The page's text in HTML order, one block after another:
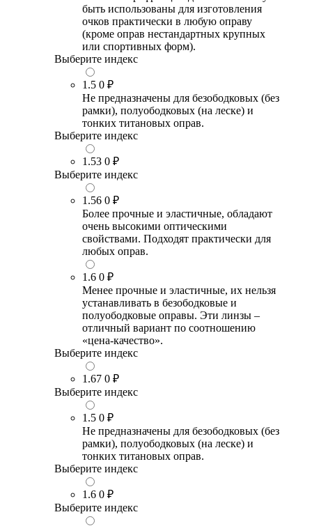
быть использованы для изготовления
очков практически в любую оправу
(кроме оправ нестандартных крупных
или спортивных форм).
Выберите индекс
1.5 0 ₽
Не предназначены для безободковых (без
рамки), полуободковых (на леске) и
тонких титановых оправ.
Выберите индекс
1.53 0 ₽
Выберите индекс
1.56 0 ₽
Более прочные и эластичные, обладают
очень высокими оптическими
свойствами. Подходят практически для
любых оправ.
1.6 0 ₽
Менее прочные и эластичные, их нельзя
устанавливать в безободковые и
полуободковые оправы. Эти линзы –
отличный вариант по соотношению
«цена-качество».
Выберите индекс
1.67 0 ₽
Выберите индекс
1.5 0 ₽
Не предназначены для безободковых (без
рамки), полуободковых (на леске) и
тонких титановых оправ.
Выберите индекс
1.6 0 ₽
Выберите индекс